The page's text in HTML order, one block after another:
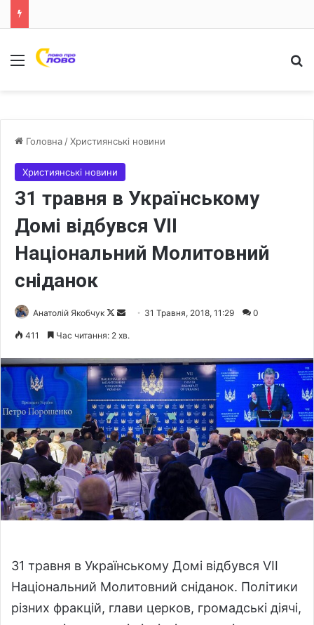
Меню
Головна /Християнські новини
Християнські новини
31 травня в Українському
Домі відбувся VII
Національний Молитовний
сніданок
Анатолій Якобчук
F
l
o
w
o
n
X
d
a
n
e
m
a
l
31 Травня, 2018, 11:29 0
411 Час читання: 2 хв.
31 травня в Українському Домі відбувся VII
Національний Молитовний сніданок. Політики
різних фракцій, глави церков, громадські діячі,